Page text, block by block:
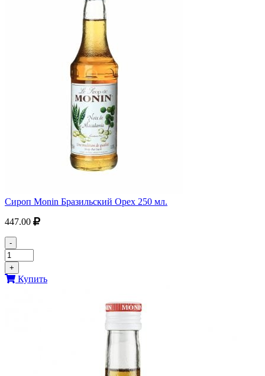
Сироп Monin Бразильский Орех 250 мл.
447.00
-
+
Купить